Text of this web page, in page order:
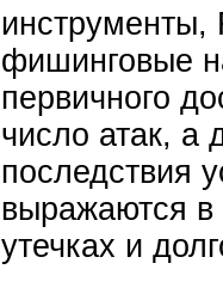
фишинговые
первичного
число атак, а
последствия
выражаются в
утечках и